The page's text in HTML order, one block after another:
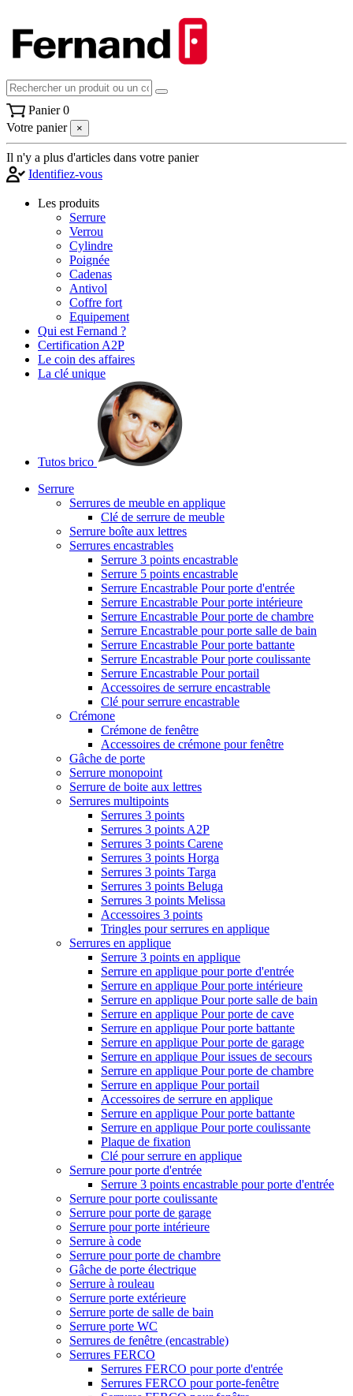
Panier 0
Votre panier
×
Il n'y a plus d'articles dans votre panier
Identifiez-vous
Les produits
Serrure
Verrou
Cylindre
Poignée
Cadenas
Antivol
Coffre fort
Equipement
Qui est Fernand ?
Certification A2P
Le coin des affaires
La clé unique
Tutos brico
Serrure
Serrures de meuble en applique
Clé de serrure de meuble
Serrure boîte aux lettres
Serrures encastrables
Serrure 3 points encastrable
Serrure 5 points encastrable
Serrure Encastrable Pour porte d'entrée
Serrure Encastrable Pour porte intérieure
Serrure Encastrable Pour porte de chambre
Serrure Encastrable pour porte salle de bain
Serrure Encastrable Pour porte battante
Serrure Encastrable Pour porte coulissante
Serrure Encastrable Pour portail
Accessoires de serrure encastrable
Clé pour serrure encastrable
Crémone
Crémone de fenêtre
Accessoires de crémone pour fenêtre
Gâche de porte
Serrure monopoint
Serrure de boite aux lettres
Serrures multipoints
Serrures 3 points
Serrures 3 points A2P
Serrures 3 points Carene
Serrures 3 points Horga
Serrures 3 points Targa
Serrures 3 points Beluga
Serrures 3 points Melissa
Accessoires 3 points
Tringles pour serrures en applique
Serrures en applique
Serrure 3 points en applique
Serrure en applique pour porte d'entrée
Serrure en applique Pour porte intérieure
Serrure en applique Pour porte salle de bain
Serrure en applique Pour porte de cave
Serrure en applique Pour porte battante
Serrure en applique Pour porte de garage
Serrure en applique Pour issues de secours
Serrure en applique Pour porte de chambre
Serrure en applique Pour portail
Accessoires de serrure en applique
Serrure en applique Pour porte battante
Serrure en applique Pour porte coulissante
Plaque de fixation
Clé pour serrure en applique
Serrure pour porte d'entrée
Serrure 3 points encastrable pour porte d'entrée
Serrure pour porte coulissante
Serrure pour porte de garage
Serrure pour porte intérieure
Serrure à code
Serrure pour porte de chambre
Gâche de porte électrique
Serrure à rouleau
Serrure porte extérieure
Serrure porte de salle de bain
Serrure porte WC
Serrures de fenêtre (encastrable)
Serrures FERCO
Serrures FERCO pour porte d'entrée
Serrures FERCO pour porte-fenêtre